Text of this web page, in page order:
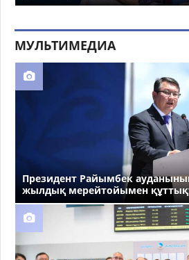
МУЛЬТИМЕДИА
Президент Райымбек
жылдық мерейтойымен